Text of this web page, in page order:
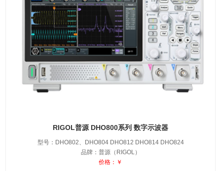
RIGOL普源 DHO800系列 数字示波器
型号：DHO802、DHO804 DHO812 DHO814 DHO824
品牌：普源（RIGOL）
价格：￥